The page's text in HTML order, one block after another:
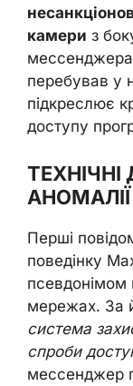
камери з
мессенджера
перебував у
підкреслює
доступу
ТЕХНІЧНІ
АНОМАЛІЇ
Перші
поведінку
псевдонімом
мережах. За
система
спроби
мессенджер